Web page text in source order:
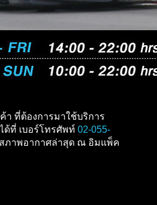
า ที่ต้องการมาใช้บริการ
ด้ที่ เบอร์โทรศัพท์ 02-055-
ภาพอากาศล่าสุด ณ อิมแพ็ค